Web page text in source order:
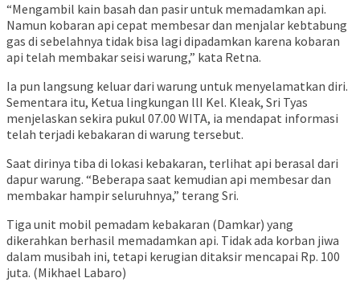
“Mengambil kain basah dan pasir untuk memadamkan api.
Namun kobaran api cepat membesar dan menjalar kebtabung
gas di sebelahnya tidak bisa lagi dipadamkan karena kobaran
api telah membakar seisi warung,” kata Retna.
Ia pun langsung keluar dari warung untuk menyelamatkan diri.
Sementara itu, Ketua lingkungan llI Kel. Kleak, Sri Tyas
menjelaskan sekira pukul 07.00 WITA, ia mendapat informasi
telah terjadi kebakaran di warung tersebut.
Saat dirinya tiba di lokasi kebakaran, terlihat api berasal dari
dapur warung. “Beberapa saat kemudian api membesar dan
membakar hampir seluruhnya,” terang Sri.
Tiga unit mobil pemadam kebakaran (Damkar) yang
dikerahkan berhasil memadamkan api. Tidak ada korban jiwa
dalam musibah ini, tetapi kerugian ditaksir mencapai Rp. 100
juta. (Mikhael Labaro)